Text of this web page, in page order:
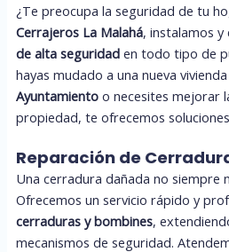
¿Te preocupa la seguridad de tu
Cerrajeros La Malahá, instalamos y
de alta seguridaden todo tipo de
hayas mudado a una nueva
Ayuntamientoo necesites mejorar
propiedad, te ofrecemos
Reparación de
Una cerradura dañada no siempre
Ofrecemos un servicio rápido y
cerraduras y bombines,
mecanismos de seguridad.